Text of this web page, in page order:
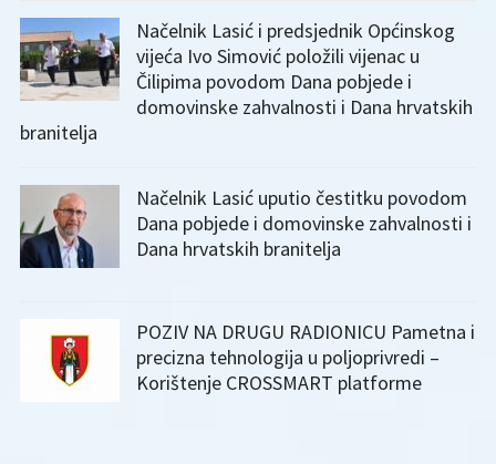
Načelnik Lasić i predsjednik Općinskog
vijeća Ivo Simović položili vijenac u
Čilipima povodom Dana pobjede i
domovinske zahvalnosti i Dana hrvatskih
branitelja
Načelnik Lasić uputio čestitku povodom
Dana pobjede i domovinske zahvalnosti i
Dana hrvatskih branitelja
POZIV NA DRUGU RADIONICU Pametna i
precizna tehnologija u poljoprivredi –
Korištenje CROSSMART platforme